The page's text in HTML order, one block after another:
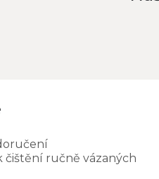
čištění ručně vázaných